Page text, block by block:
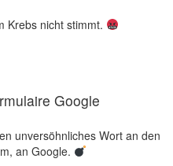
Krebs nicht stimmt.
Google
unversöhnliches Wort an den
an Google.